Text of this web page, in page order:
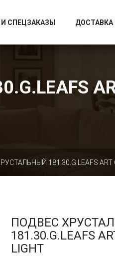
СПЕЦЗАКАЗЫ ДОСТАВКА
181.30.G.LEAFS ART
ПОДВЕС
181.30.G.LEAFS
LIGHT